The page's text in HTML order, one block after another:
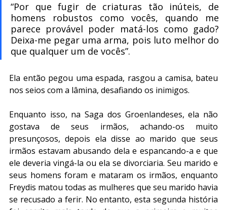
“Por que fugir de criaturas tão inúteis, de
homens robustos como vocês, quando me
parece provável poder matá-los como gado?
Deixa-me pegar uma arma, pois luto melhor do
que qualquer um de vocês”.
Ela então pegou uma espada, rasgou a camisa, bateu
nos seios com a lâmina, desafiando os inimigos.
Enquanto isso, na Saga dos Groenlandeses, ela não
gostava de seus irmãos, achando-os muito
presunçosos, depois ela disse ao marido que seus
irmãos estavam abusando dela e espancando-a e que
ele deveria vingá-la ou ela se divorciaria. Seu marido e
seus homens foram e mataram os irmãos, enquanto
Freydis matou todas as mulheres que seu marido havia
se recusado a ferir. No entanto, esta segunda história